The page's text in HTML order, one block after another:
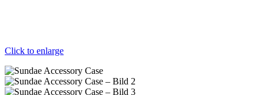
Click to enlarge